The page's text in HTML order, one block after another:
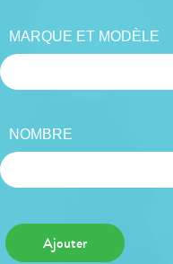
MARQUE ET MODÈLE
NOMBRE
Ajouter